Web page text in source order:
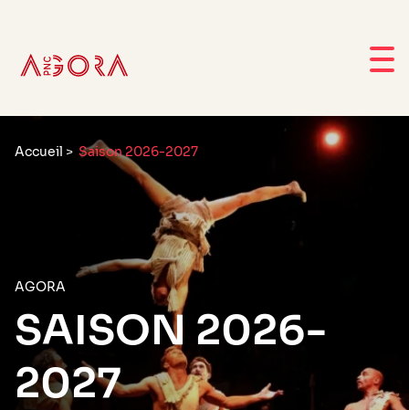
Accueil > Saison 2026-2027
AGORA
SAISON 2026-
2027